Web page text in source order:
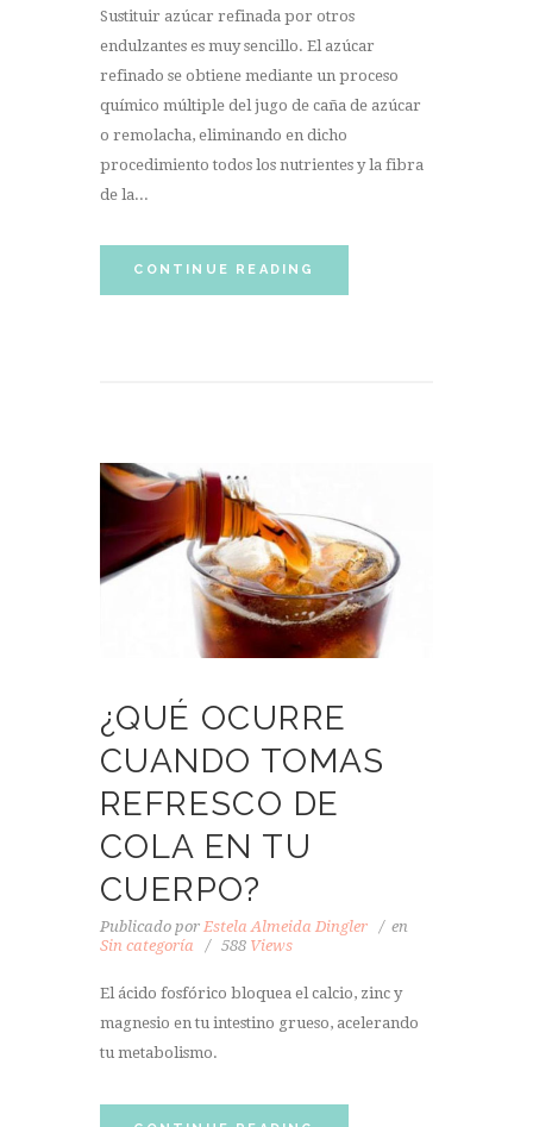
Sustituir azúcar refinada por otros
endulzantes es muy sencillo. El azúcar
refinado se obtiene mediante un proceso
químico múltiple del jugo de caña de azúcar
o remolacha, eliminando en dicho
procedimiento todos los nutrientes y la fibra
de la...
CONTINUE READING
¿QUÉ OCURRE
CUANDO TOMAS
REFRESCO DE
COLA EN TU
CUERPO?
Publicado por Estela Almeida Dingler
en
Sin categoría
588 Views
El ácido fosfórico bloquea el calcio, zinc y
magnesio en tu intestino grueso, acelerando
tu metabolismo.